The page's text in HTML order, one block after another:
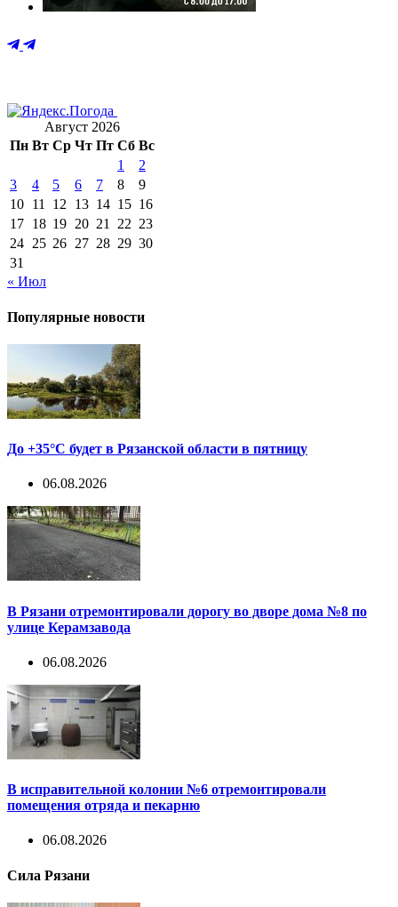
Август 2026
Пн Вт Ср Чт Пт Сб Вс
1
2
3
4 5 6 7 8
9
10 11 12 13 14 15 16
17 18 19 20 21 22 23
24 25 26 27 28 29 30
31
« Июл
Популярные новости
До +35°С будет в Рязанской области в пятницу
06.08.2026
В Рязани отремонтировали дорогу во дворе дома №8 по
улице Керамзавода
06.08.2026
В исправительной колонии №6 отремонтировали
помещения отряда и пекарню
06.08.2026
Сила Рязани